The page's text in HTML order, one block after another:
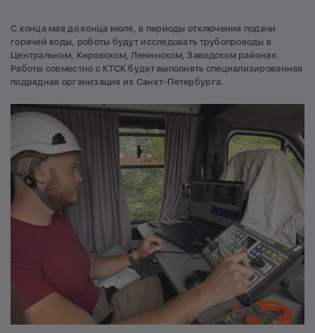
С конца мая до конца июля, в периоды отключения подачи
горячей воды, роботы будут исследовать трубопроводы в
Центральном, Кировском, Ленинском, Заводском районах.
Работы совместно с КТСК будет выполнять специализированная
подрядная организация из Санкт-Петербурга.